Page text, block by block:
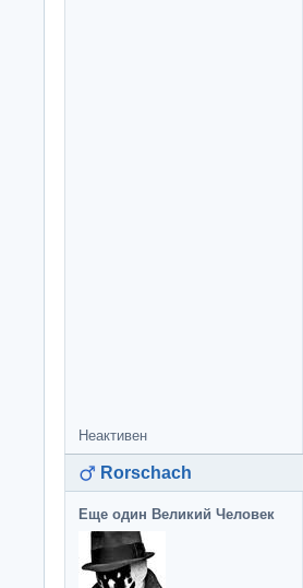
Неактивен
Rorschach
Еще один Великий Человек